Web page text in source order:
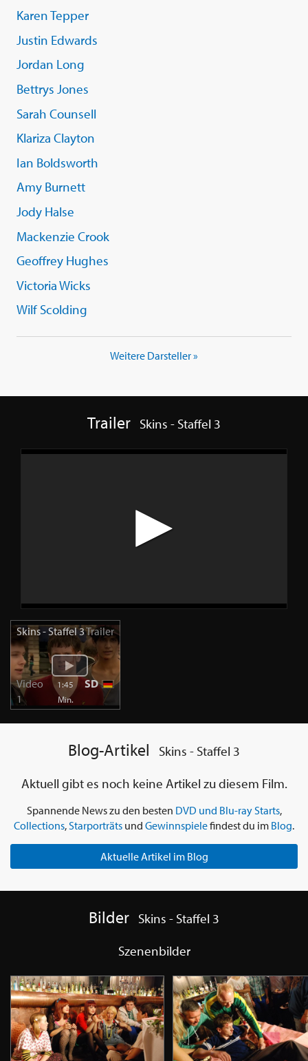
Karen Tepper
Justin Edwards
Jordan Long
Bettrys Jones
Sarah Counsell
Klariza Clayton
Ian Boldsworth
Amy Burnett
Jody Halse
Mackenzie Crook
Geoffrey Hughes
Victoria Wicks
Wilf Scolding
Weitere Darsteller »
Trailer Skins - Staffel 3
Skins - Staffel 3Trailer
Video
1
1:45
Min.
SD
Blog-Artikel
Skins - Staffel 3
Aktuell gibt es noch keine Artikel zu diesem Film.
Spannende News zu den besten DVD und Blu-ray Starts,
Collections, Starporträts und Gewinnspielefindest du im Blog.
Aktuelle Artikel im Blog
Bilder Skins - Staffel 3
Szenenbilder